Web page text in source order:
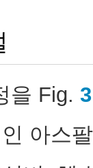
을 Fig. 3
아스